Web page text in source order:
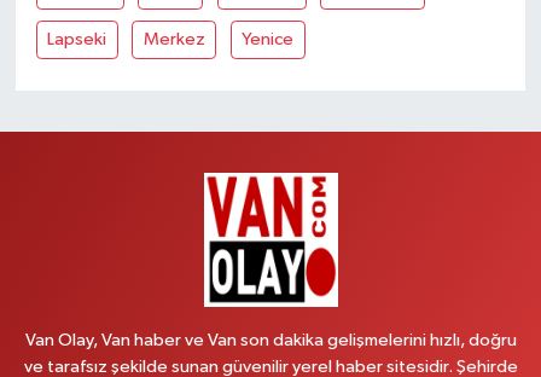
Lapseki Merkez Yenice
Van Olay, Van haber ve Van son dakika gelişmelerini hızlı, doğru
ve tarafsız şekilde sunan güvenilir yerel haber sitesidir. Şehirde